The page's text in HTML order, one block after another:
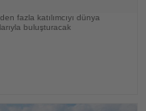
fazla katılımcıyı dünya
buluşturacak